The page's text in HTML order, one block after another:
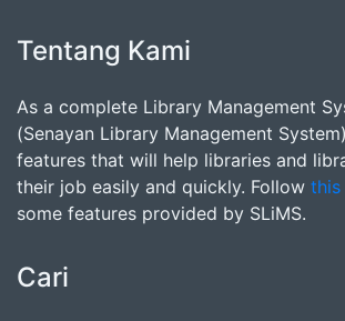
Tentang Kami
As a complete Library Management
(Senayan Library Management
features that will help libraries and
their job easily and quickly. Follow this
some features provided by SLiMS.
Cari